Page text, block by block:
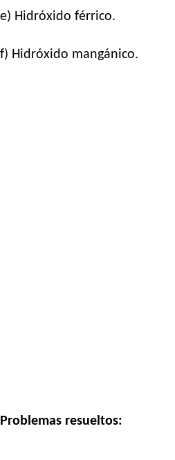
e) Hidróxido férrico.
f) Hidróxido mangánico.
Problemas resueltos: